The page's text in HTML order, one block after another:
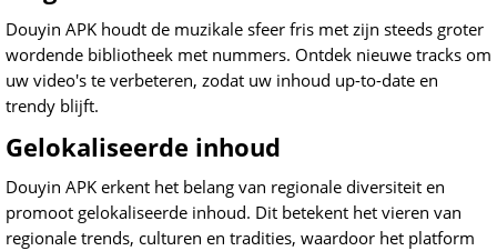
Douyin APK houdt de muzikale sfeer fris met zijn steeds groter
wordende bibliotheek met nummers. Ontdek nieuwe tracks om
uw video's te verbeteren, zodat uw inhoud up-to-date en
trendy blijft.
Gelokaliseerde inhoud
Douyin APK erkent het belang van regionale diversiteit en
promoot gelokaliseerde inhoud. Dit betekent het vieren van
regionale trends, culturen en tradities, waardoor het platform